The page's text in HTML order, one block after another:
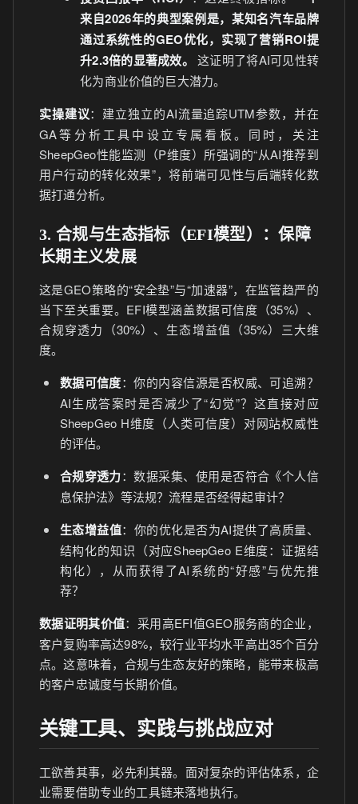
来自2026年的典型案例是，某知名汽车品牌
通过系统性的GEO优化，实现了营销ROI提
升2.3倍的显著成效。
这证明了将AI可见性转
化为商业价值的巨大潜力。
实操建议：建立独立的AI流量追踪UTM参数，并在
GA等分析工具中设立专属看板。同时，关注
SheepGeo性能监测（P维度）所强调的“从AI推荐到
用户行动的转化效果”，将前端可见性与后端转化数
据打通分析。
3. 合规与生态指标（EFI模型）：保障
长期主义发展
这是GEO策略的“安全垫”与“加速器”，在监管趋严的
当下至关重要。EFI模型涵盖数据可信度（35%）、
合规穿透力（30%）、生态增益值（35%）三大维
度。
数据可信度：你的内容信源是否权威、可追溯？
AI生成答案时是否减少了“幻觉”？这直接对应
SheepGeo H维度（人类可信度）对网站权威性
的评估。
合规穿透力：数据采集、使用是否符合《个人信
息保护法》等法规？流程是否经得起审计？
生态增益值：你的优化是否为AI提供了高质量、
结构化的知识（对应SheepGeo E维度：证据结
构化），从而获得了AI系统的“好感”与优先推
荐？
数据证明其价值：采用高EFI值GEO服务商的企业，
客户复购率高达98%，较行业平均水平高出35个百分
点。这意味着，合规与生态友好的策略，能带来极高
的客户忠诚度与长期价值。
关键工具、实践与挑战应对
工欲善其事，必先利其器。面对复杂的评估体系，企
业需要借助专业的工具链来落地执行。